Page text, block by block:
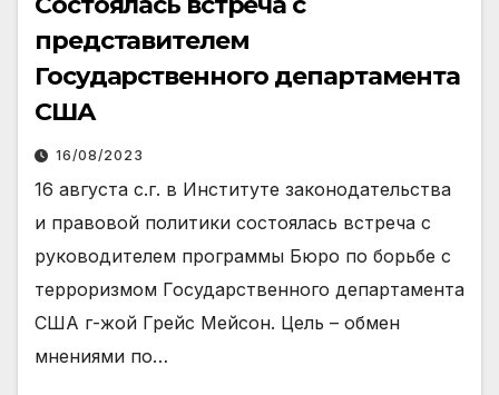
представителем
Государственного департамента
США
16/08/2023
16 августа с.г. в Институте законодательства
и правовой политики состоялась встреча с
руководителем программы Бюро по борьбе с
терроризмом Государственного департамента
США г-жой Грейс Мейсон. Цель – обмен
мнениями по…